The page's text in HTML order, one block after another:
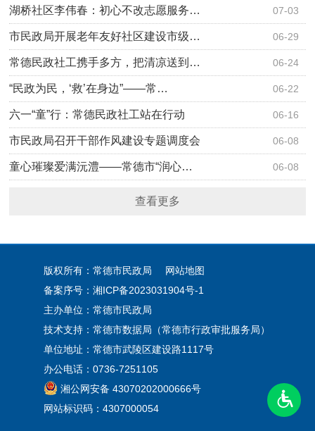
07-03
湖桥社区李伟春：初心不改志愿服务…
06-29
市民政局开展老年友好社区建设市级…
06-24
常德民政社工携手多方，把清凉送到…
06-22
“民政为民，‘救’在身边”——常…
06-16
六一“童”行：常德民政社工站在行动
06-08
市民政局召开干部作风建设专题调度会
06-08
童心璀璨爱满沅澧——常德市“润心…
查看更多
版权所有：常德市民政局
网站地图
备案序号： 湘ICP备2023031904号-1
主办单位：常德市民政局
技术支持：常德市数据局（常德市行政审批服务局）
单位地址：常德市武陵区建设路1117号
办公电话：0736-7251105
湘公网安备 43070202000666号
网站标识码：4307000054